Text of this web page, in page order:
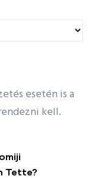
esetén is a
kell.
Tette?